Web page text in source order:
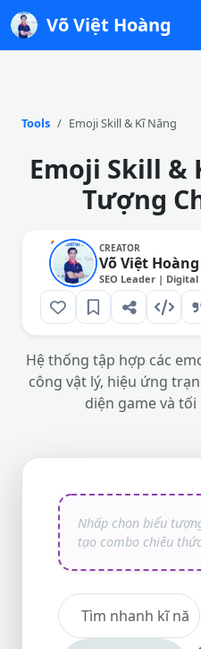
Võ Việt Hoàng
Tools Emoji Skill & Kĩ Năng
Emoji Skill &
Tượng
CREATOR
Võ Việt Hoàng
SEO Leader |
Hệ thống tập hợp các
công vật lý, hiệu ứng
diện game và